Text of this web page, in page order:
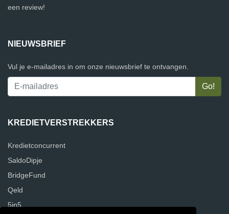
een review!
NIEUWSBRIEF
Vul je e-mailadres in om onze nieuwsbrief te ontvangen.
KREDIETVERSTREKKERS
Kredietconcurrent
SaldoDipje
BridgeFund
Qeld
5in5